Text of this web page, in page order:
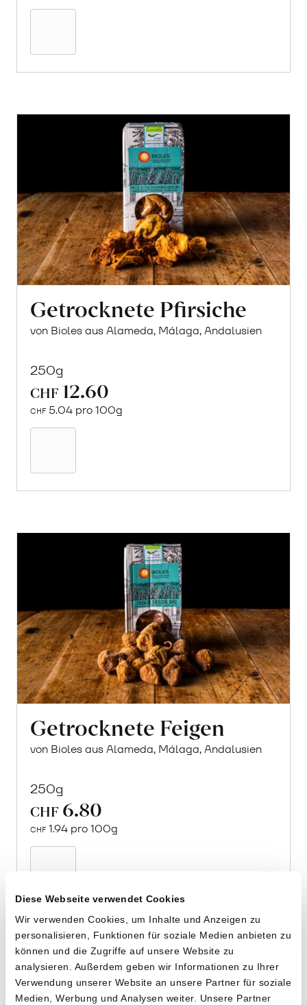
Diese Webseite verwendet Cookies
Wir verwenden Cookies, um Inhalte und Anzeigen zu
personalisieren, Funktionen für soziale Medien anbieten zu
können und die Zugriffe auf unsere Website zu
analysieren. Außerdem geben wir Informationen zu Ihrer
Verwendung unserer Website an unsere Partner für soziale
Medien, Werbung und Analysen weiter. Unsere Partner
Getrocknete Pfirsiche
von Bioles aus Alameda, Málaga, Andalusien
250g
CHF 12.60
CHF 5.04 pro 100g
Getrocknete Feigen
von Bioles aus Alameda, Málaga, Andalusien
250g
CHF 6.80
CHF 1.94 pro 100g